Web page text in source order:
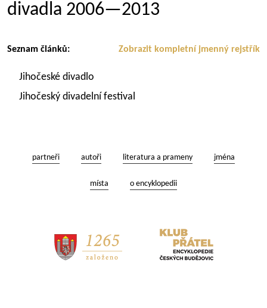
divadla 2006—2013
Zobrazit kompletní jmenný rejstřík
Seznam článků:
Jihočeské divadlo
Jihočeský divadelní festival
partneři autoři literatura a prameny jména
místa o encyklopedii